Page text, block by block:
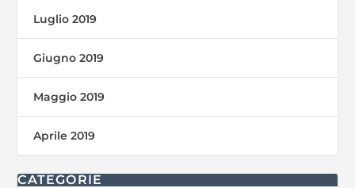
Luglio 2019
Giugno 2019
Maggio 2019
Aprile 2019
CATEGORIE